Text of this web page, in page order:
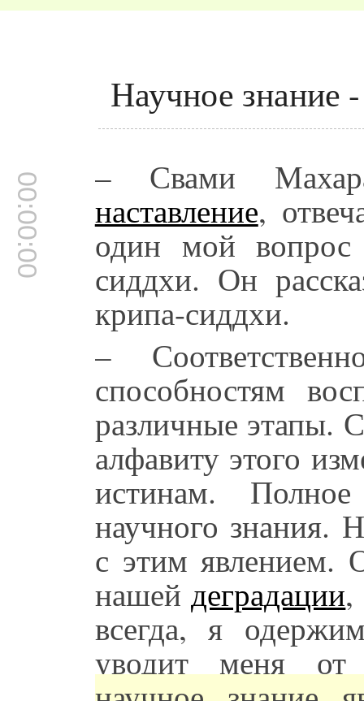
Научное знание
00:00:00 – Свами
наставление,
один мой вопрос
сиддхи. Он
крипа-сиддхи.
–
способностям
различные этапы.
алфавиту этого
истинам.
научного знания.
с этим явлением.
нашейдеградации,
всегда, я
уводит меня